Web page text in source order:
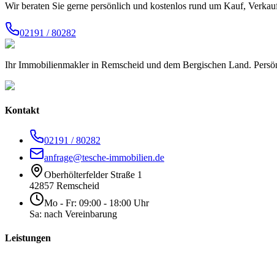
Wir beraten Sie gerne persönlich und kostenlos rund um Kauf,
02191 / 80282
Ihr Immobilienmakler in Remscheid und dem Bergischen Land.
Kontakt
02191 / 80282
anfrage@tesche-immobilien.de
Oberhölterfelder Straße 1
42857 Remscheid
Mo - Fr: 09:00 - 18:00 Uhr
Sa: nach Vereinbarung
Leistungen